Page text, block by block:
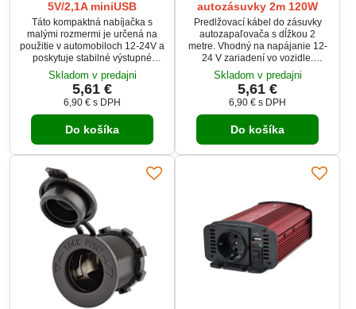
5V/2,1A miniUSB
Táto kompaktná nabíjačka s
malými rozmermi je určená na
použitie v automobiloch 12-24V a
poskytuje stabilné výstupné
napätie 5V s maximálnym
prúdom 2,1A, pričom je vybavená
prepäťovou ochranou a modrým
podsvietením. Nabíjačka je
dodávaná s káblom mini USB-B,
ktorý má dĺžku 1,0 m.
Skladom v predajni
5,61 €
6,90 € s DPH
Do košíka
autozásuvky 2m 120W
Predlžovací kábel do zásuvky
autozapaľovača s dĺžkou 2
metre. Vhodný na napájanie 12-
24 V zariadení vo vozidle.
Maximálna záťaž 120 W (15 A).
Predlžovací autozapaľovačový
kábel je určený na vnútorné
použitie a zabezpečuje
spoľahlivý prenos energie pre
rôzne automobilové
Skladom v predajni
5,61 €
6,90 € s DPH
Do košíka